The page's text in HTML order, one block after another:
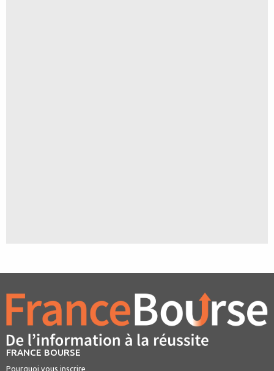
FRANCE BOURSE
Pourquoi vous inscrire